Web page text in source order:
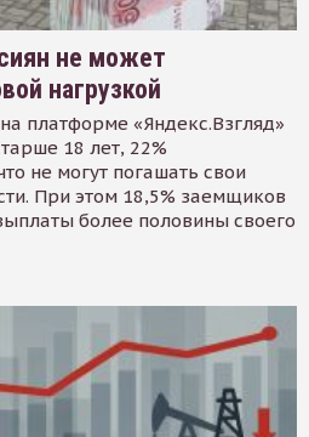
не может
нагрузкой
платформе «Яндекс.Взгляд»
18 лет, 22%
не могут погашать свои
При этом 18,5% заемщиков
более половины своего